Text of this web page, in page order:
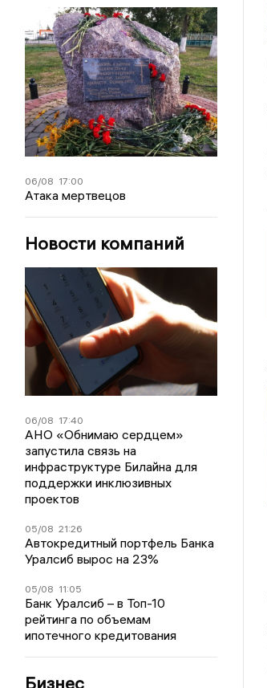
06/08 17:00
Атака мертвецов
Новости компаний
06/08 17:40
АНО «Обнимаю сердцем»
запустила связь на
инфраструктуре Билайна для
поддержки инклюзивных
проектов
05/08 21:26
Автокредитный портфель Банка
Уралсиб вырос на 23%
05/08 11:05
Банк Уралсиб – в Топ-10
рейтинга по объемам
ипотечного кредитования
Бизнес